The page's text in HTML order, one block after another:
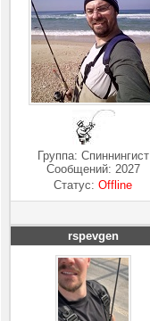
Группа: Спиннингист
Сообщений: 2027
Статус:Offline
rspevgen